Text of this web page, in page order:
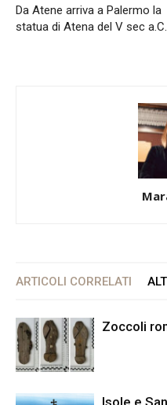
Da Atene arriva a Palermo la
statua di Atena del V sec a.C.
ARTICOLI CORRELATI
Zoccoli